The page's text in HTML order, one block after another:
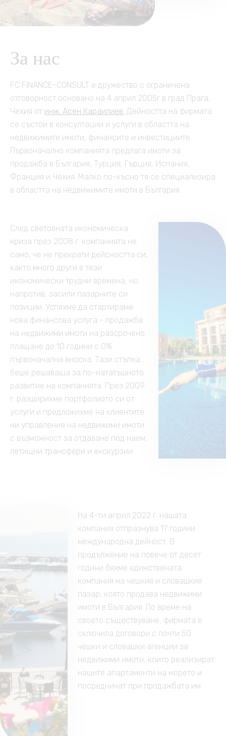
Други услуги
Автомобили под наем
Почивка на морето
Пътувания, събития,
култура
Česky
Polski
Français
Slovensky
Русский
Контакт
За нас
FC FINANCE-CONSULT е дружество с ограничена
отговорност основано на 4 април 2005г в град Прага,
Чехия от инж. Асен Караилиев. Дейността на фирмата
се състои в консултации и услуги в областта на
недвижимите имоти, финансите и инвестициите.
Първоначално компанията предлага имоти за
продажба в България, Турция, Гърция, Испания,
Франция и Чехия. Малко по-късно тя се специализира
в областта на недвижимите имоти в България.
След световната икономическа
криза през 2008 г. компанията не
само, че не прекрати дейсността си,
както много други в тези
икономически трудни времена, но
напротив, засили пазарните си
позиции. Успяхме да стартираме
нова финансова услуга - продажба
на недвижими имоти на разсрочено
плащане до 10 години с 0%
първоначална вноска. Тази стъпка
беше решаваща за по-нататъшното
развитие на компанията. През 2009
г. разширихме портфолиото си от
услуги и предложихме на клиентите
ни управление на недвижими имоти
с възможност за отдаване под наем,
летищни трансфери и екскурзии.
На 4-ти април 2022 г. нашата
компания отпразнува 17 години
международна дейност. В
продължение на повече от десет
години бяхме единствената
компания на чешкия и словашкия
пазар, която продава недвижими
имоти в България. По време на
своето съществуване, фирмата е
сключила договори с почти 50
чешки и словашки агенции за
недвижими имоти, които реализират
нашите апартаменти на морето и
посредничат при продажбата им.